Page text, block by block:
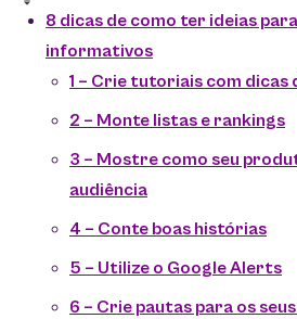
8 dicas de como ter ideias
informativos
1 – Crie tutoriais com dicas
2 – Monte listas e rankings
3 – Mostre como seu
audiência
4 – Conte boas histórias
5 – Utilize o Google Alerts
6 – Crie pautas para os